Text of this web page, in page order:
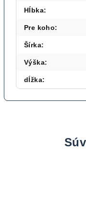
Hĺbka:
Pre koho:
Šírka:
Výška:
dĺžka: